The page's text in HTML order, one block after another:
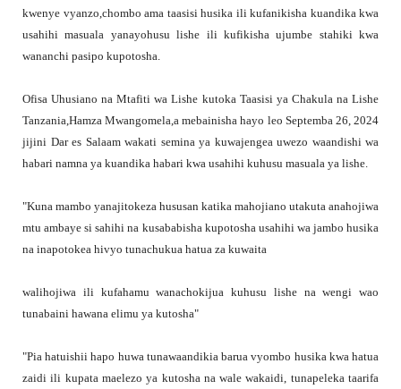
kwenye vyanzo,chombo ama taasisi husika ili kufanikisha kuandika kwa
usahihi masuala yanayohusu lishe ili kufikisha ujumbe stahiki kwa
wananchi pasipo kupotosha.
Ofisa Uhusiano na Mtafiti wa Lishe kutoka Taasisi ya Chakula na Lishe
Tanzania,Hamza Mwangomela,a mebainisha hayo leo Septemba 26, 2024
jijini Dar es Salaam wakati semina ya kuwajengea uwezo waandishi wa
habari namna ya kuandika habari kwa usahihi kuhusu masuala ya lishe.
"Kuna mambo yanajitokeza hususan katika mahojiano utakuta anahojiwa
mtu ambaye si sahihi na kusababisha kupotosha usahihi wa jambo husika
na inapotokea hivyo tunachukua hatua za kuwaita
walihojiwa ili kufahamu wanachokijua kuhusu lishe na wengi wao
tunabaini hawana elimu ya kutosha"
"Pia hatuishii hapo huwa tunawaandikia barua vyombo husika kwa hatua
zaidi ili kupata maelezo ya kutosha na wale wakaidi, tunapeleka taarifa